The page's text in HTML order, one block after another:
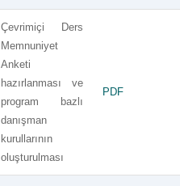
Çevrimiçi Ders
Memnuniyet
Anketi
hazırlanması ve
program bazlı
danışman
kurullarının
oluşturulması
PDF